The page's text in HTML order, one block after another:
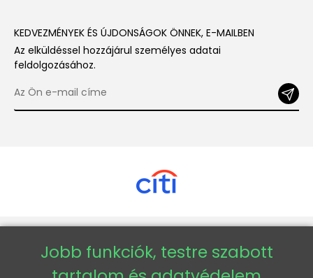
KEDVEZMÉNYEK ÉS ÚJDONSÁGOK ÖNNEK, E-MAILBEN
Az elküldéssel hozzájárul személyes adatai
feldolgozásához.
Copyright © 2026 - Veneti™
Jobb funkciók, testre szabott